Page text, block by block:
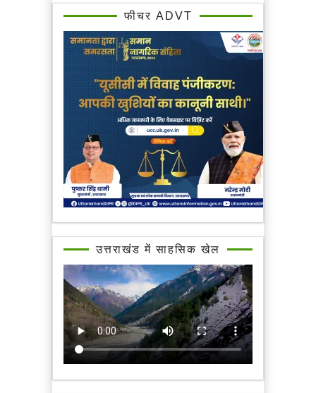
फीचर ADVT
उत्तराखंड में साहसिक खेल